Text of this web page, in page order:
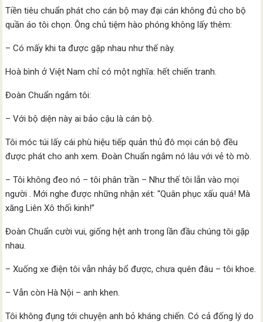
Tiền tiêu chuẩn phát cho cán bộ may đại cán không đủ cho bộ
quần áo tôi chọn. Ông chủ tiệm hào phóng không lấy thêm:
– Có mấy khi ta được gặp nhau như thế này.
Hoà bình ở Việt Nam chỉ có một nghĩa: hết chiến tranh.
Đoàn Chuẩn ngắm tôi:
– Với bộ diện này ai bảo cậu là cán bộ.
Tôi móc túi lấy cái phù hiệu tiếp quản thủ đô mọi cán bộ đều
được phát cho anh xem. Đoàn Chuẩn ngắm nó lâu với vẻ tò mò.
– Tôi không đeo nó – tôi phân trần – Như thế tôi lẫn vào mọi
người . Mới nghe được những nhận xét: “Quân phục xấu quá! Mà
xăng Liên Xô thối kinh!”
Đoàn Chuẩn cười vui, giống hệt anh trong lần đầu chúng tôi gặp
nhau.
– Xuống xe điện tôi vẫn nhảy bổ được, chưa quên đâu – tôi khoe.
– Vẫn còn Hà Nội – anh khen.
Tôi không đụng tới chuyện anh bỏ kháng chiến. Có cả đống lý do